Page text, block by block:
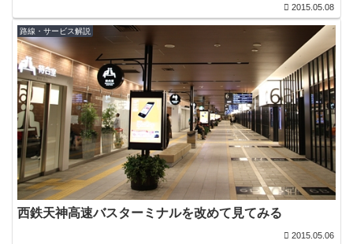
2015.05.08
路線・サービス解説
西鉄天神高速バスターミナルを改めて見てみる
2015.05.06